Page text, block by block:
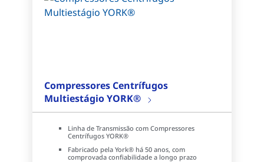
Compressores Centrífugos
Multiestágio YORK®
Linha de Transmissão com Compressores
Centrífugos YORK®
Fabricado pela York® há 50 anos, com
comprovada confiabilidade a longo prazo